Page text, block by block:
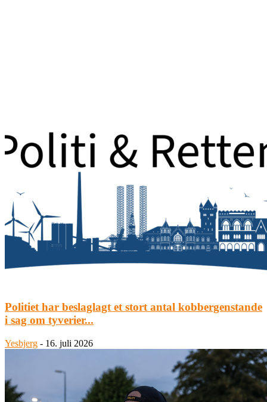
Politiet har beslaglagt et stort antal kobbergenstande
i sag om tyverier...
Yesbjerg - 16. juli 2026